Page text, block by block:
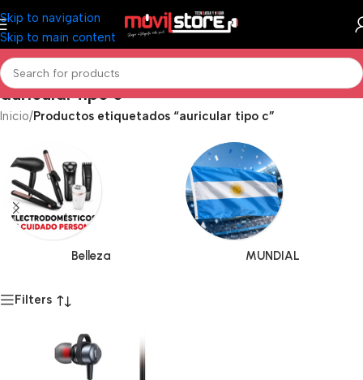
Skip to navigation
Skip to main content
auricular tipo c
Inicio/Productos etiquetados “auricular tipo c”
Belleza MUNDIAL
Filters